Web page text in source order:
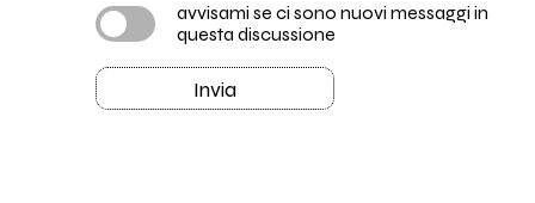
avvisami se ci sono nuovi messaggi in
questa discussione
Invia